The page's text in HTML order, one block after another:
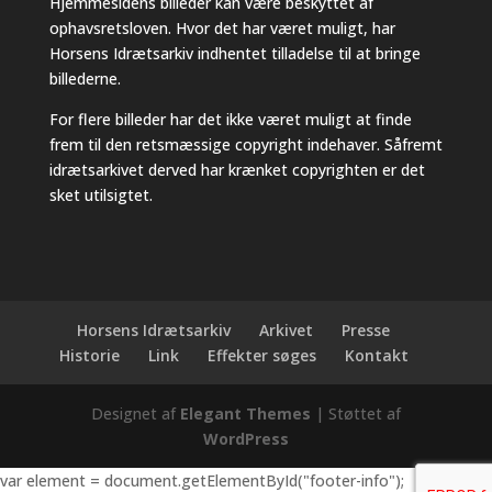
ophavsretsloven. Hvor det har været muligt, har
Horsens Idrætsarkiv indhentet tilladelse til at bringe
billederne.
For flere billeder har det ikke været muligt at finde
frem til den retsmæssige copyright indehaver. Såfremt
idrætsarkivet derved har krænket copyrighten er det
sket utilsigtet.
Horsens Idrætsarkiv Arkivet
Presse
Historie
Link Effekter søges Kontakt
Designet af Elegant Themes | Støttet af
WordPress
var element = document.getElementById("footer-info");